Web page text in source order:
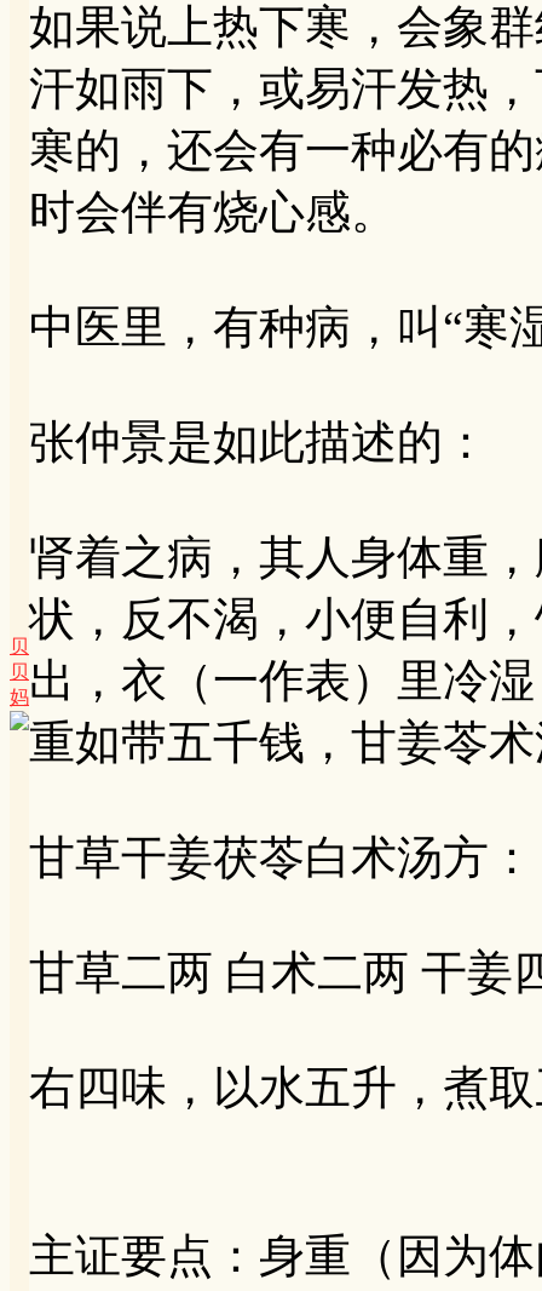
贝
贝
妈
如果说上热下寒，会象
汗如雨下，或易汗发热
寒的，还会有一种必有
时会伴有烧心感。
中医里，有种病，叫“寒
张仲景是如此描述的：
肾着之病，其人身体重
状，反不渴，小便自利
出，衣（一作表）里冷
重如带五千钱，甘姜苓
甘草干姜茯苓白术汤方：
甘草二两 白术二两 干姜
右四味，以水五升，煮
主证要点：身重（因为